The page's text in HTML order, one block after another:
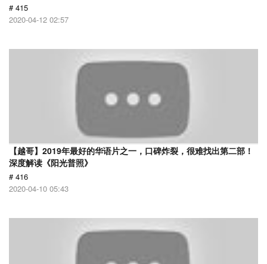
# 415
2020-04-12 02:57
【越哥】2019年最好的华语片之一，口碑炸裂，很难找出第二部！
深度解读《阳光普照》
# 416
2020-04-10 05:43